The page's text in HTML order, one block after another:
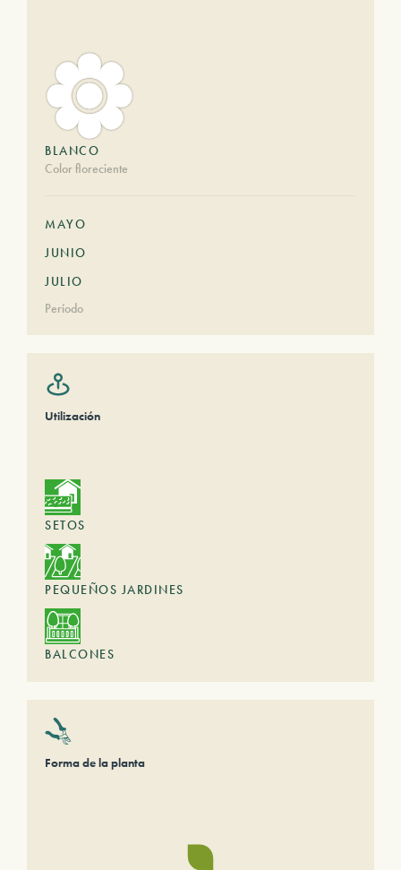
BLANCO
Color floreciente
MAYO
JUNIO
JULIO
Período
Utilización
SETOS
PEQUEÑOS JARDINES
BALCONES
Forma de la planta